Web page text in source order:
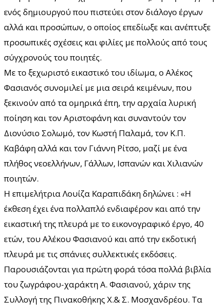
ενός δημιουργού που πιστεύει στον διάλογο έργων
αλλά και προσώπων, ο οποίος επεδίωξε και ανέπτυξε
προσωπικές σχέσεις και φιλίες με πολλούς από τους
σύγχρονούς του ποιητές.
Με το ξεχωριστό εικαστικό του ιδίωμα, ο Αλέκος
Φασιανός συνομιλεί με μια σειρά κειμένων, που
ξεκινούν από τα ομηρικά έπη, την αρχαία λυρική
ποίηση και τον Αριστοφάνη και συναντούν τον
Διονύσιο Σολωμό, τον Κωστή Παλαμά, τον Κ.Π.
Καβάφη αλλά και τον Γιάννη Ρίτσο, μαζί με ένα
πλήθος νεοελλήνων, Γάλλων, Ισπανών και Χιλιανών
ποιητών.
Η επιμελήτρια Λουίζα Καραπιδάκη δηλώνει : «Η
έκθεση έχει ένα πολλαπλό ενδιαφέρον και από την
εικαστική της πλευρά με το εικονογραφικό έργο, 40
ετών, του Αλέκου Φασιανού και από την εκδοτική
πλευρά με τις σπάνιες συλλεκτικές εκδόσεις.
Παρουσιάζονται για πρώτη φορά τόσα πολλά βιβλία
του ζωγράφου-χαράκτη Α. Φασιανού, χάριν της
Συλλογή της Πινακοθήκης Χ.& Σ. Μοσχανδρέου. Τα